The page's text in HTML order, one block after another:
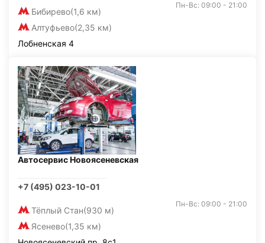
Бибирево(1,6 км)
Алтуфьево(2,35 км)
Пн-Вс: 09:00 - 21:00
Лобненская 4
Автосервис Новоясеневская
+7 (495) 023-10-01
Тёплый Стан(930 м)
Ясенево(1,35 км)
Пн-Вс: 09:00 - 21:00